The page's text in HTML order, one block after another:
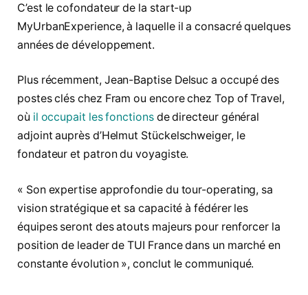
C’est le cofondateur de la start-up
MyUrbanExperience, à laquelle il a consacré quelques
années de développement.
Plus récemment, Jean-Baptise Delsuc a occupé des
postes clés chez Fram ou encore chez Top of Travel,
où il occupait les fonctionsde directeur général
adjoint auprès d’Helmut Stückelschweiger, le
fondateur et patron du voyagiste.
« Son expertise approfondie du tour-operating, sa
vision stratégique et sa capacité à fédérer les
équipes seront des atouts majeurs pour renforcer la
position de leader de TUI France dans un marché en
constante évolution », conclut le communiqué.